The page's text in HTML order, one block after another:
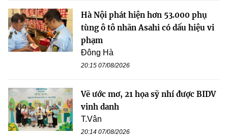
Hà Nội phát hiện hơn 53.000 phụ
tùng ô tô nhãn Asahi có dấu hiệu vi
phạm
Đông Hà
20:15 07/08/2026
Vẽ ước mơ, 21 họa sỹ nhí được BIDV
vinh danh
T.Vân
20:14 07/08/2026